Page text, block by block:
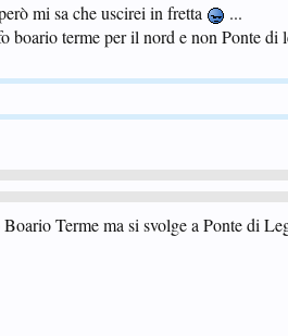
mi sa che uscirei in fretta
...
boario terme per il nord e non Ponte di
Terme ma si svolge a Ponte di